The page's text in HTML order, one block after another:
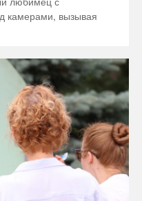
камерами, вызывая